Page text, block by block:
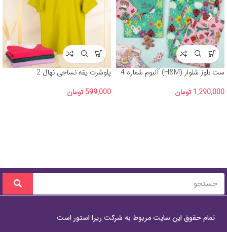
ست بلوز شلوار (H&M) آلبوم شماره 4
1,290,000 تومان
پلوشرت یقه نساجی نهال 2
599,000 تومان
تمام حقوق این سایت مربوط به شرکت ریرا استور است